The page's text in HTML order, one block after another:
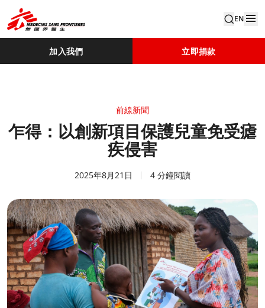
EN
加入我們 立即捐款
前線新聞
乍得：以創新項目保護兒童免受瘧
疾侵害
2025年8月21日 4 分鐘閱讀